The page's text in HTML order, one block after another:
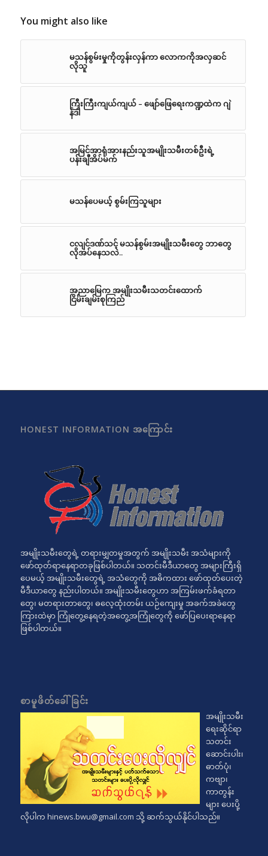
You might also like
မသန်စွမ်းမှုကိုတွန်းလှန်ကာ လောကကိုအလှဆင်
လိုသူ
ကြီးကြီးကျယ်ကျယ် – ဖျော်ဖြေရေးကဏ္ဍထဲက ဂျဲ
န်ဒါ
အမြင်အာရုံအားနည်းသူအမျိုးသမီးတစ်ဦးရဲ့
ပန်းချီအိပ်မက်
မသန်ပေမယ့် စွမ်းကြသူများ
ငလျင်ဒဏ်သင့် မသန်စွမ်းအမျိုးသမီးတွေ ဘာတွေ
လိုအပ်နေသလဲ..
အညာမြေက အမျိုးသမီးသတင်းထောက်
ငြိမ်းချမ်းစုကြည်
HONEST INFORMATION အကြောင်း
အမျိုးသမီးတွေရဲ့ တရားမျှတမှုအတွက် အမျိုးသမီး အသံများကို
ဖော်ထုတ်ရာနေရာတခုဖြစ်ပါတယ်။ သတင်းမီဒီယာတွေ အများကြီးရှိ
ပေမယ့် အမျိုးသမီးတွေရဲ့ အသံတွေကို အဓိကထား ဖော်ထုတ်ပေးတဲ့
မီဒီယာတွေ နည်းပါတယ်။ အမျိုးသမီးတွေဟာ အကြမ်းဖက်ခံရတာ
တွေ၊ မတရားတာတွေ၊ ဓလေ့ထုံးတမ်း ယဉ်ကျေးမှု အခက်အခဲတွေ
ကြားထဲမှာ ကြုံတွေ့နေရတဲ့အတွေ့အကြုံတွေကို ဖော်ပြပေးရာနေရာ
ဖြစ်ပါတယ်။
စာမူဖိတ်ခေါ်ခြင်း
အမျိုးသမီး
ရေးဆိုင်ရာ
သတင်း
ဆောင်းပါး၊
ဓာတ်ပုံ၊
ကဗျာ၊
ကာတွန်း
များ ပေးပို့
လိုပါက hinews.bwu@gmail.com သို့ ဆက်သွယ်နိုင်ပါသည်။